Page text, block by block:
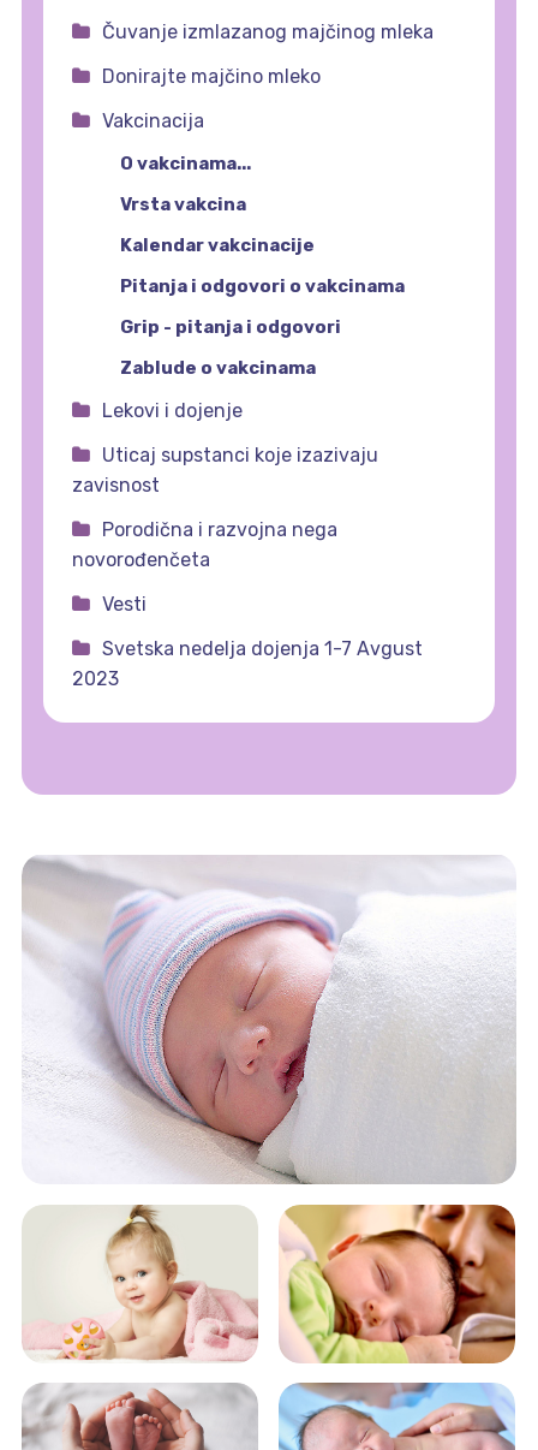
Čuvanje izmlazanog majčinog mleka
Donirajte majčino mleko
Vakcinacija
O vakcinama...
Vrsta vakcina
Kalendar vakcinacije
Pitanja i odgovori o vakcinama
Grip - pitanja i odgovori
Zablude o vakcinama
Lekovi i dojenje
Uticaj supstanci koje izazivaju
zavisnost
Porodična i razvojna nega
novorođenčeta
Vesti
Svetska nedelja dojenja 1-7 Avgust
2023